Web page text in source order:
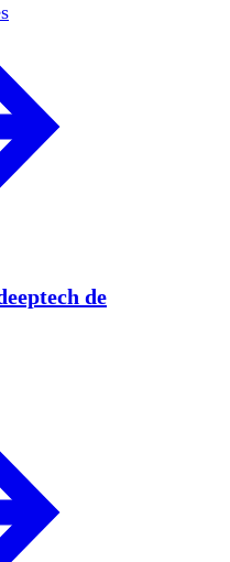
de